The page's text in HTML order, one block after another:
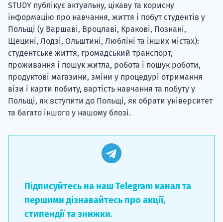
STUDY публікує актуальну, цікаву та корисну
інформацію про навчання, життя і побут студентів у
Польщі (у Варшаві, Вроцлаві, Кракові, Познані,
Щецині, Лодзі, Ольштині, Любліні та інших містах):
студентське життя, громадський транспорт,
проживання і пошук житла, робота і пошук роботи,
продуктові магазини, зміни у процедурі отримання
візи і карти побиту, вартість навчання та побуту у
Польщі, як вступити до Польщі, як обрати університет
та багато іншого у нашому блозі.
Підписуйтесь на наш Telegram канал та
першими дізнавайтесь про акції,
стипендії та знижки.
вступ на